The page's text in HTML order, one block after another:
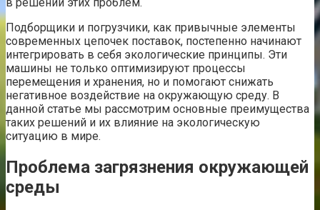
Подборщики и погрузчики, как привычные элементы
современных цепочек поставок, постепенно начинают
интегрировать в себя экологические принципы. Эти
машины не только оптимизируют процессы
перемещения и хранения, но и помогают снижать
негативное воздействие на окружающую среду. В
данной статье мы рассмотрим основные преимущества
таких решений и их влияние на экологическую
ситуацию в мире.
Проблема загрязнения окружающей
среды